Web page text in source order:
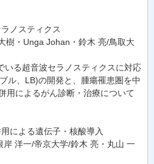
ノスティクス
樹・Unga Johan・鈴木 亮/鳥取大
いる超音波セラノスティクスに対応
ル、LB)の開発と、腫瘍罹患圏を中
用によるがん診断・治療について
による遺伝子・核酸導入
洋一/帝京大学/鈴木 亮・丸山 一